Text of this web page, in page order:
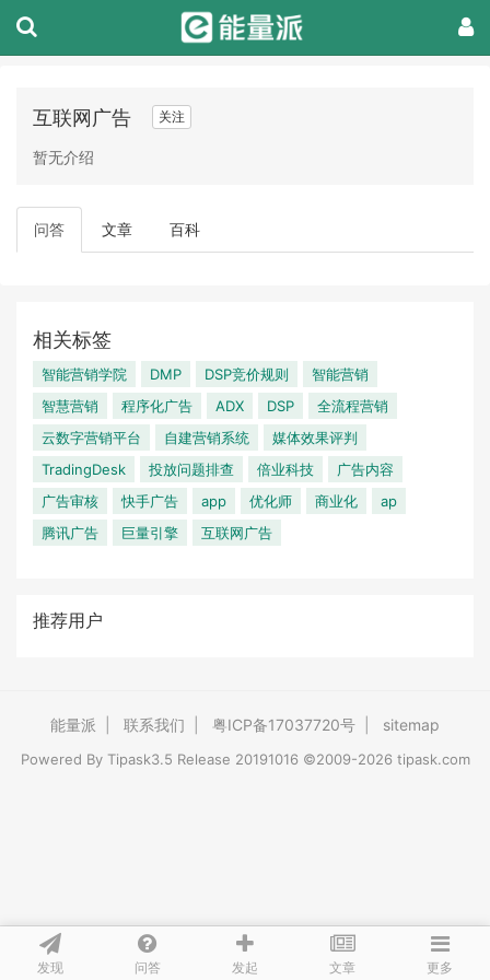
发现 问答 发起 文章 更多
互联网广告 关注
暂无介绍
问答 文章 百科
相关标签
智能营销学院 DMP DSP竞价规则
智能营销
智慧营销
程序化广告 ADX DSP
全流程营销
云数字营销平台
自建营销系统
媒体效果评判
TradingDesk
投放问题排查 倍业科技
广告内容
广告审核
快手广告 app 优化师 商业化
ap
腾讯广告
巨量引擎 互联网广告
推荐用户
能量派 联系我们 粤ICP备17037720号 sitemap
Powered By Tipask3.5 Release 20191016 ©2009-2026 tipask.com